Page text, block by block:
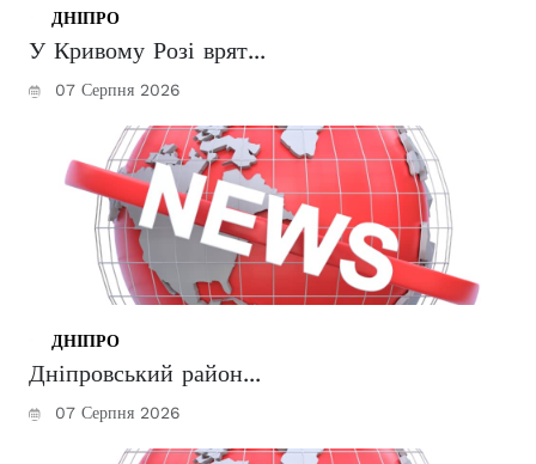
ДНІПРО
У Кривому Розі врят...
07 Серпня 2026
ДНІПРО
Дніпровський район...
07 Серпня 2026